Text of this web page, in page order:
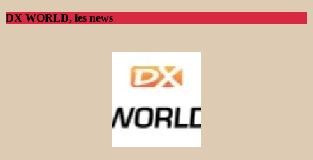
DX WORLD, les news